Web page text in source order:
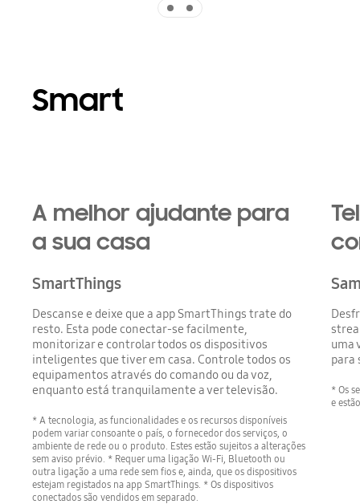
Smart
A melhor ajudante para
a sua casa
SmartThings
Descanse e deixe que a app SmartThings trate do
resto. Esta pode conectar-se facilmente,
monitorizar e controlar todos os dispositivos
inteligentes que tiver em casa. Controle todos os
equipamentos através do comando ou da voz,
enquanto está tranquilamente a ver televisão.
* A tecnologia, as funcionalidades e os recursos disponíveis
podem variar consoante o país, o fornecedor dos serviços, o
ambiente de rede ou o produto. Estes estão sujeitos a alterações
sem aviso prévio. * Requer uma ligação Wi-Fi, Bluetooth ou
outra ligação a uma rede sem fios e, ainda, que os dispositivos
estejam registados na app SmartThings. * Os dispositivos
conectados são vendidos em separado.
uma
para
* Os
e